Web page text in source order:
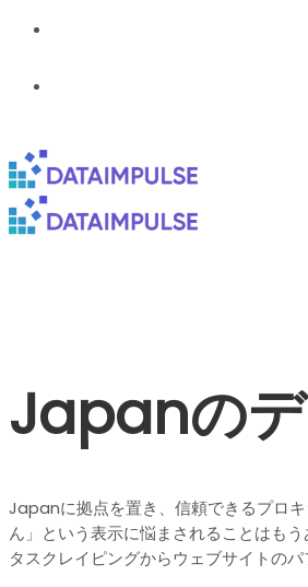
Japanの
Japanに拠点を置き、信頼できるプロ
ん」という表示に悩まされることはも
タスクレイピングからウェブサイトの